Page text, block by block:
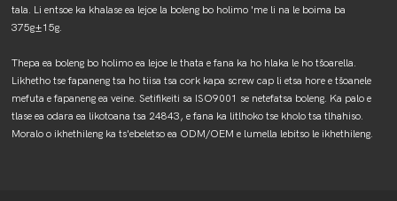
tala. Li entsoe ka khalase ea lejoe la boleng bo holimo 'me li na le boima ba
375g±15g.
Thepa ea boleng bo holimo ea lejoe le thata e fana ka ho hlaka le ho tšoarella.
Likhetho tse fapaneng tsa ho tiisa tsa cork kapa screw cap li etsa hore e tšoanele
mefuta e fapaneng ea veine. Setifikeiti sa ISO9001 se netefatsa boleng. Ka palo e
tlase ea odara ea likotoana tsa 24843, e fana ka litlhoko tse kholo tsa tlhahiso.
Moralo o ikhethileng ka ts'ebeletso ea ODM/OEM e lumella lebitso le ikhethileng.